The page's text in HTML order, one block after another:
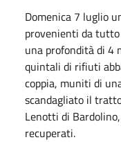
Domenica 7 luglio
provenienti da
una profondità di 4
quintali di rifiuti
coppia, muniti di
scandagliato il
Lenotti di
recuperati.